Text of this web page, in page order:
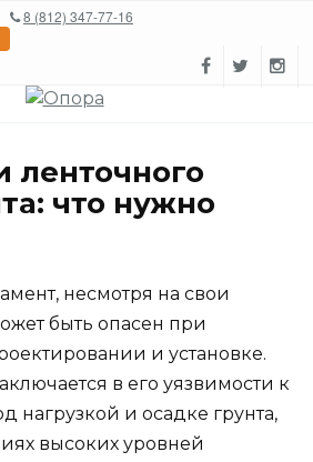
8 (812) 347-77-16
ленточного
что нужно
несмотря на свои
быть опасен при
и установке.
в его уязвимости к
и осадке грунта,
высоких уровней